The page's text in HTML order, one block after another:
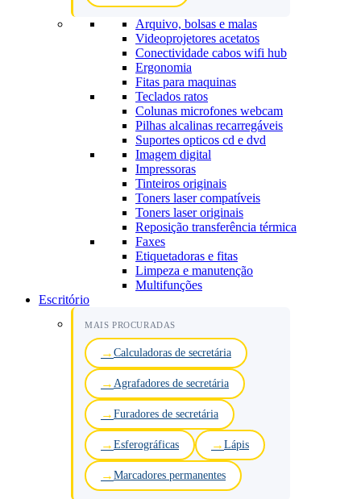
Arquivo, bolsas e malas
Videoprojetores acetatos
Conectividade cabos wifi hub
Ergonomia
Fitas para maquinas
Teclados ratos
Colunas microfones webcam
Pilhas alcalinas recarregáveis
Suportes opticos cd e dvd
Imagem digital
Impressoras
Tinteiros originais
Toners laser compatíveis
Toners laser originais
Reposição transferência térmica
Faxes
Etiquetadoras e fitas
Limpeza e manutenção
Multifunções
Escritório
MAIS PROCURADAS
Calculadoras de secretária
Agrafadores de secretária
Furadores de secretária
Esferográficas Lápis
Marcadores permanentes